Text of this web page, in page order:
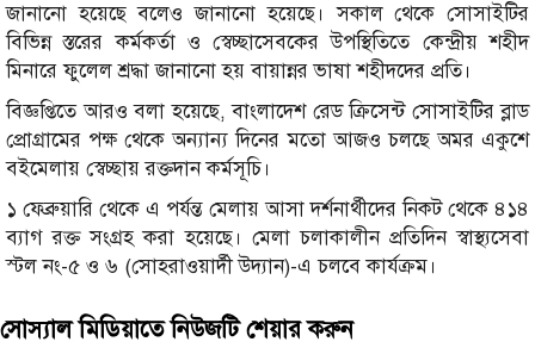
জানানো হয়েছে বলেও জানানো হয়েছে। সকাল থেকে সোসাইটির
বিভিন্ন স্তরের কর্মকর্তা ও স্বেচ্ছাসেবকের উপস্থিতিতে কেন্দ্রীয় শহীদ
মিনারে ফুলেল শ্রদ্ধা জানানো হয় বায়ান্নর ভাষা শহীদদের প্রতি।
বিজ্ঞপ্তিতে আরও বলা হয়েছে, বাংলাদেশ রেড ক্রিসেন্ট সোসাইটির ব্লাড
প্রোগ্রামের পক্ষ থেকে অন্যান্য দিনের মতো আজও চলছে অমর একুশে
বইমেলায় স্বেচ্ছায় রক্তদান কর্মসূচি।
১ ফেব্রুয়ারি থেকে এ পর্যন্ত মেলায় আসা দর্শনার্থীদের নিকট থেকে ৪১৪
ব্যাগ রক্ত সংগ্রহ করা হয়েছে। মেলা চলাকালীন প্রতিদিন স্বাস্থ্যসেবা
স্টল নং-৫ ও ৬ (সোহরাওয়ার্দী উদ্যান)-এ চলবে কার্যক্রম।
সোস্যাল মিডিয়াতে নিউজটি শেয়ার করুন